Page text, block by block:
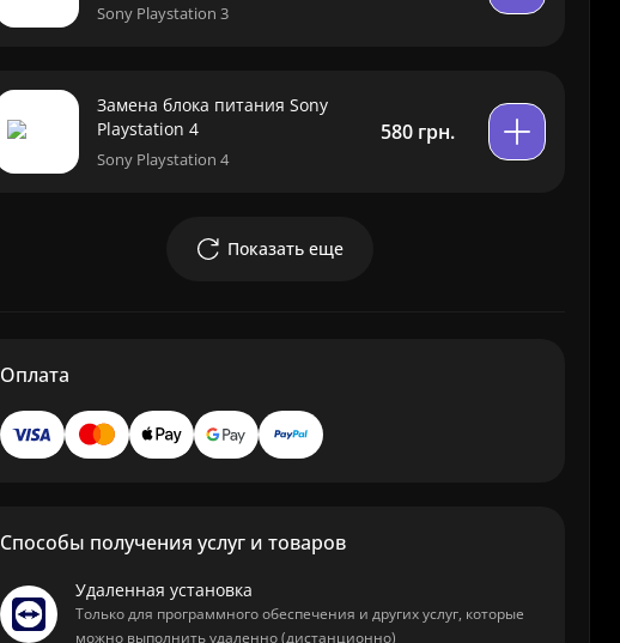
Sony Playstation 3
Замена блока питания Sony
Playstation 4
Sony Playstation 4
580 грн.
Показать еще
Оплата
Способы получения услуг и товаров
Удаленная установка
Только для программного обеспечения и других услуг, которые
можно выполнить удаленно (дистанционно)